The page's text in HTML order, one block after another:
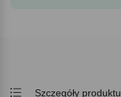
Szczegóły produktu